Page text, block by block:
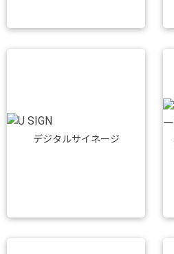
デジタルサイネージ